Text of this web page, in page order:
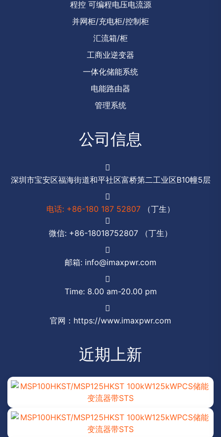
程控 可编程电压电流源
并网柜/充电柜/控制柜
汇流箱/柜
工商业逆变器
一体化储能系统
电能路由器
管理系统
公司信息
深圳市宝安区福海街道和平社区富桥第二工业区B10幢5层
电话: +86-180 187 52807 （丁生）
微信: +86-18018752807 （丁生）
邮箱: info@imaxpwr.com
Time: 8.00 am-20.00 pm
官网：https://www.imaxpwr.com
近期上新